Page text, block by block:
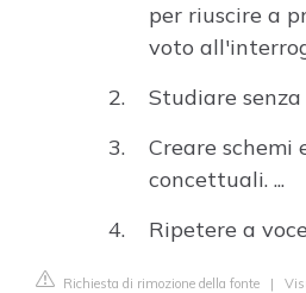
per riuscire a
voto
Studiare senza
Creare schemi
concettuali. ...
Ripetere a
Richiesta di rimozione della fonte |